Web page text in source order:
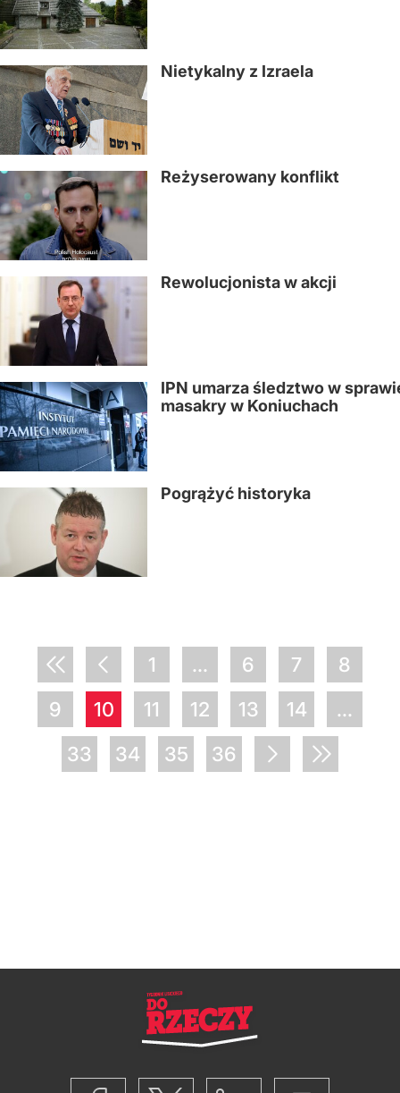
Nietykalny z Izraela
Reżyserowany konflikt
Rewolucjonista w akcji
IPN umarza śledztwo w
masakry w Koniuchach
Pogrążyć historyka
1 ... 6 7
8
9
10 11 12 13 14
...
33
34 35 36